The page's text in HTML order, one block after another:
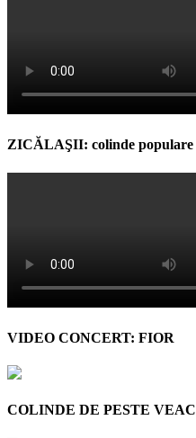
ZICĂLAŞII: colinde populare
VIDEO CONCERT: FIOR
COLINDE DE PESTE VEAC